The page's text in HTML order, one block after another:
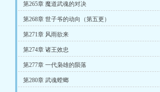
第265章 魔道武魂的对决
第268章 世子爷的动向（第五更）
第271章 风雨欲来
第274章 诸王效忠
第277章 一代枭雄的陨落
第280章 武魂螳螂